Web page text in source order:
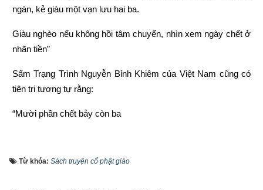
ngàn, kẻ giàu một vạn lưu hai ba.
Giàu nghèo nếu không hồi tâm chuyển, nhìn xem ngày chết ở
nhãn tiền”
Sấm Trạng Trình Nguyễn Bỉnh Khiêm của Việt Nam cũng có
tiên tri tương tự rằng:
“Mười phần chết bảy còn ba
“Người làm việc thiện thì được thấy, kẻ làm việc ác không
Từ khóa: Sách truyện cổ phật giáo